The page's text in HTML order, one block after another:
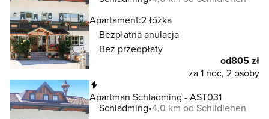
Apartament:2 łóżka
Bezpłatna anulacja
Bez przedpłaty
od805 zł
za 1 noc, 2 osoby
Apartman Schladming - AST031
Schladming 4,0 km od Schildlehen